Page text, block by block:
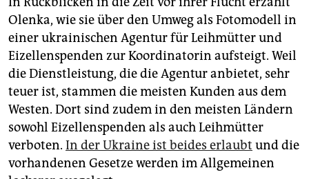
Olenka, wie sie über den Umweg als Fotomodell in
einer ukrainischen Agentur für Leihmütter und
Eizellenspenden zur Koordinatorin aufsteigt. Weil
die Dienstleistung, die die Agentur anbietet, sehr
teuer ist, stammen die meisten Kunden aus dem
Westen. Dort sind zudem in den meisten Ländern
sowohl Eizellenspenden als auch Leihmütter
verboten. In der Ukraine ist beides erlaubt und die
vorhandenen Gesetze werden im Allgemeinen